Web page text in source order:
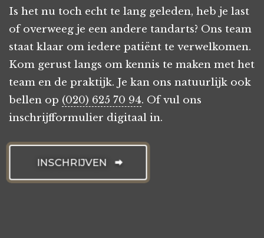
Is het nu toch echt te lang geleden, heb je last
of overweeg je een andere tandarts? Ons team
staat klaar om iedere patiënt te verwelkomen.
Kom gerust langs om kennis te maken met het
team en de praktijk. Je kan ons natuurlijk ook
bellen op (020) 625 70 94. Of vul ons
inschrijfformulier digitaal in.
INSCHRIJVEN